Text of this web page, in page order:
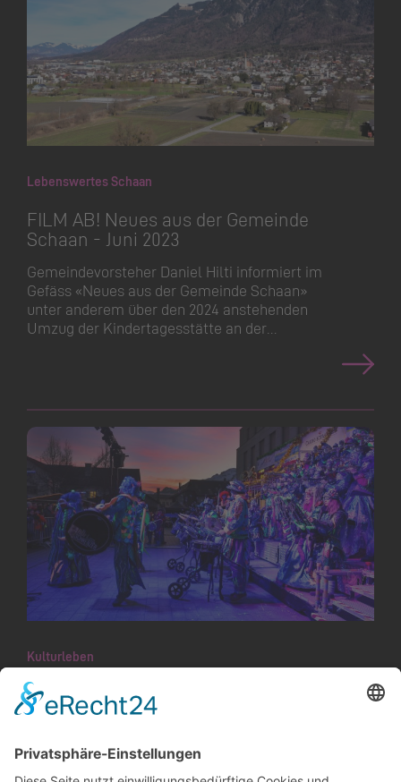
Lebenswertes Schaan
FILM AB! Neues aus der Gemeinde
Schaan - Juni 2023
Gemeinde­vorsteher Daniel Hilti informiert im
Gefäss «Neues aus der Gemeinde Schaan»
unter anderem über den 2024 anstehenden
Umzug der Kinderta­gesstätte an der…
Kulturleben
Monsterkonzert der Superklasse
Liechtenstein und dem angrenzenden Ausland
brachten am Samstagabend den Lindaplatz